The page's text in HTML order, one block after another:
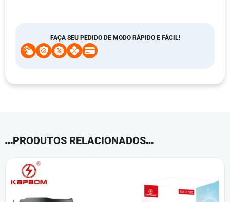
FAÇA SEU PEDIDO DE MODO RÁPIDO E FÁCIL!
PRODUTOS RELACIONADOS